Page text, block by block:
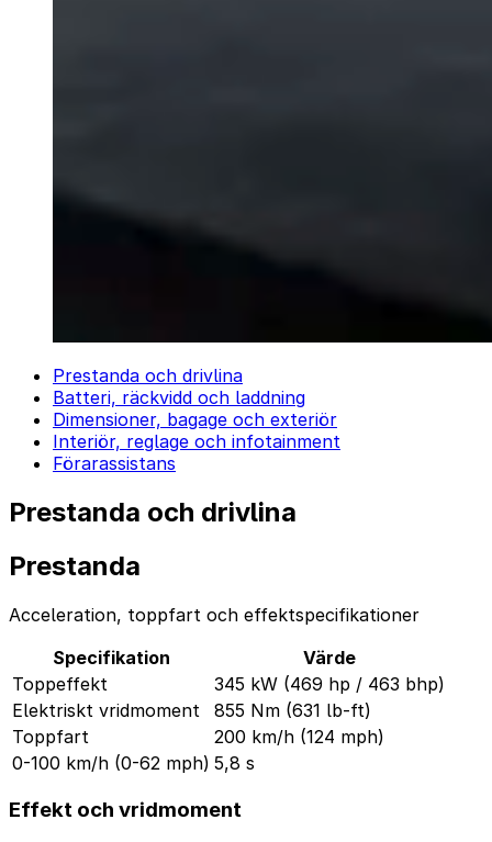
Prestanda och drivlina
Batteri, räckvidd och laddning
Dimensioner, bagage och exteriör
Interiör, reglage och infotainment
Förarassistans
Prestanda och drivlina
Prestanda
Acceleration, toppfart och effektspecifikationer
Specifikation
Värde
Toppeffekt
345 kW (469 hp / 463 bhp)
Elektriskt vridmoment
855 Nm (631 lb-ft)
Toppfart
200 km/h (124 mph)
0-100 km/h (0-62 mph) 5,8 s
Effekt och vridmoment